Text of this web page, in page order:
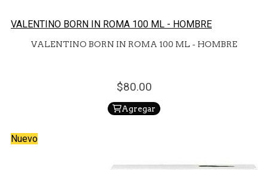
VALENTINO BORN IN ROMA 100 ML - HOMBRE
VALENTINO BORN IN ROMA 100 ML - HOMBRE
80.00
Agregar
Nuevo